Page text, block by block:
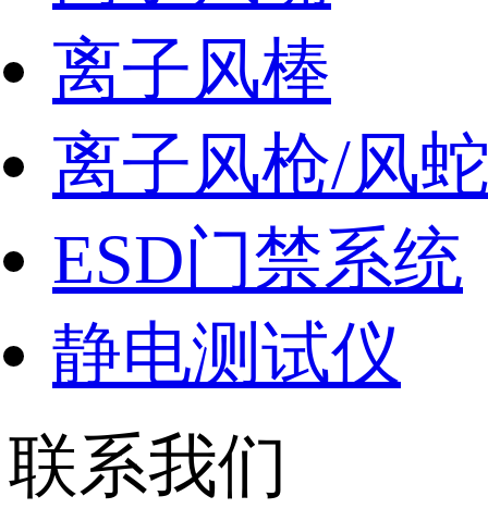
离子风棒
离子风枪/风
ESD门禁系统
静电测试仪
联系我们